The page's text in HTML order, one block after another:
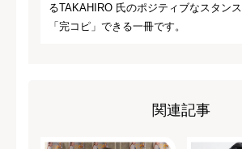
るTAKAHIRO 氏のポジティブなスタン
「完コピ」できる一冊です。
関連記事